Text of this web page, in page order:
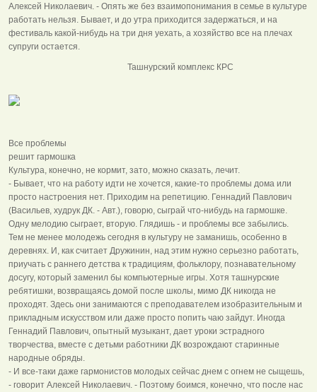
Алексей Николаевич. - Опять же без взаимопонимания в семье в культуре
работать нельзя. Бывает, и до утра приходится задержаться, и на
фестиваль какой-нибудь на три дня уехать, а хозяйство все на плечах
супруги остается.
Ташнурский комплекс КРС
Все проблемы
решит гармошка
Культура, конечно, не кормит, зато, можно сказать, лечит.
- Бывает, что на работу идти не хочется, какие-то проблемы дома или
просто настроения нет. Приходим на репетицию. Геннадий Павлович
(Васильев, худрук ДК. - Авт.), говорю, сыграй что-нибудь на гармошке.
Одну мелодию сыграет, вторую. Глядишь - и проблемы все забылись.
Тем не менее молодежь сегодня в культуру не заманишь, особенно в
деревнях. И, как считает Дружинин, над этим нужно серьезно работать,
приучать с раннего детства к традициям, фольклору, познавательному
досугу, который заменил бы компьютерные игры. Хотя ташнурские
ребятишки, возвращаясь домой после школы, мимо ДК никогда не
проходят. Здесь они занимаются с преподавателем изобразительным и
прикладным искусством или даже просто попить чаю зайдут. Иногда
Геннадий Павлович, опытный музыкант, дает уроки эстрадного
творчества, вместе с детьми работники ДК возрождают старинные
народные обряды.
- И все-таки даже гармонистов молодых сейчас днем с огнем не сыщешь,
- говорит Алексей Николаевич. - Поэтому боимся, конечно, что после нас